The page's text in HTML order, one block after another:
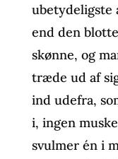
ubetydeligste
end den
skønne, og
træde ud af
ind udefra,
i, ingen
svulmer én i